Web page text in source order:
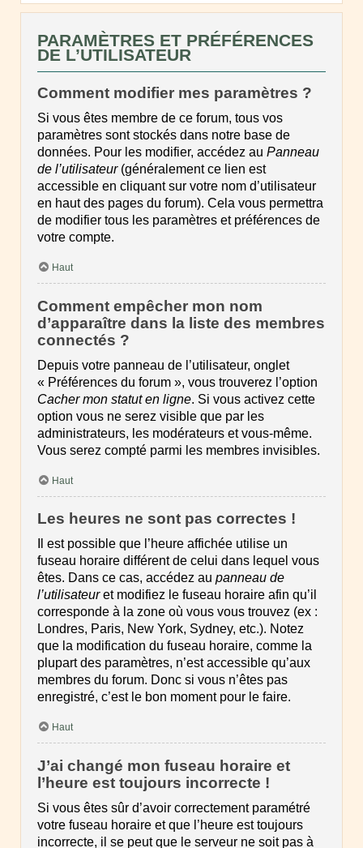
PARAMÈTRES ET PRÉFÉRENCES
DE L’UTILISATEUR
Comment modifier mes paramètres ?
Si vous êtes membre de ce forum, tous vos
paramètres sont stockés dans notre base de
données. Pour les modifier, accédez au Panneau
de l’utilisateur(généralement ce lien est
accessible en cliquant sur votre nom d’utilisateur
en haut des pages du forum). Cela vous permettra
de modifier tous les paramètres et préférences de
votre compte.
Haut
Comment empêcher mon nom
d’apparaître dans la liste des membres
connectés ?
Depuis votre panneau de l’utilisateur, onglet
« Préférences du forum », vous trouverez l’option
Cacher mon statut en ligne. Si vous activez cette
option vous ne serez visible que par les
administrateurs, les modérateurs et vous-même.
Vous serez compté parmi les membres invisibles.
Haut
Les heures ne sont pas correctes !
Il est possible que l’heure affichée utilise un
fuseau horaire différent de celui dans lequel vous
êtes. Dans ce cas, accédez au panneau de
l’utilisateuret modifiez le fuseau horaire afin qu’il
corresponde à la zone où vous vous trouvez (ex :
Londres, Paris, New York, Sydney, etc.). Notez
que la modification du fuseau horaire, comme la
plupart des paramètres, n’est accessible qu’aux
membres du forum. Donc si vous n’êtes pas
enregistré, c’est le bon moment pour le faire.
Haut
J’ai changé mon fuseau horaire et
l’heure est toujours incorrecte !
Si vous êtes sûr d’avoir correctement paramétré
votre fuseau horaire et que l’heure est toujours
incorrecte, il se peut que le serveur ne soit pas à